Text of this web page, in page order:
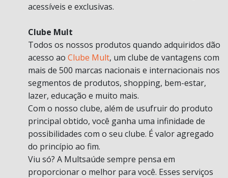
acessíveis e exclusivas.
Clube Mult
Todos os nossos produtos quando adquiridos dão
acesso ao Clube Mult, um clube de vantagens com
mais de 500 marcas nacionais e internacionais nos
segmentos de produtos, shopping, bem-estar,
lazer, educação e muito mais.
Com o nosso clube, além de usufruir do produto
principal obtido, você ganha uma infinidade de
possibilidades com o seu clube. É valor agregado
do princípio ao fim.
Viu só? A Multsaúde sempre pensa em
proporcionar o melhor para você. Esses serviços